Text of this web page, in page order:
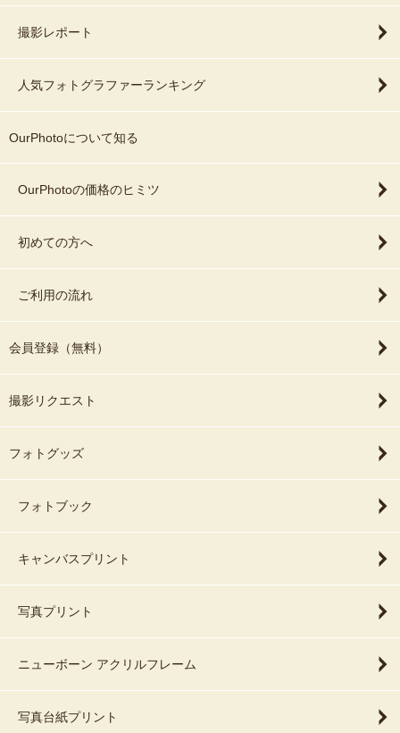
撮影レポート
人気フォトグラファーランキング
OurPhotoについて知る
OurPhotoの価格のヒミツ
初めての方へ
ご利用の流れ
会員登録（無料）
撮影リクエスト
フォトグッズ
フォトブック
キャンバスプリント
写真プリント
ニューボーン アクリルフレーム
写真台紙プリント